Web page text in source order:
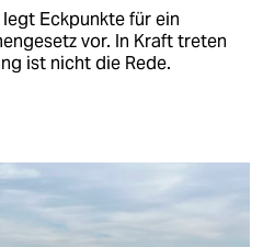
Eckpunkte für ein
vor. In Kraft treten
ist nicht die Rede.